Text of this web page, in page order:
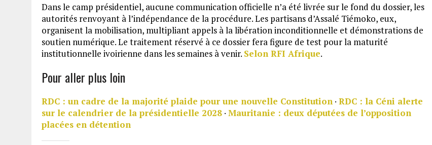
Dans le camp présidentiel, aucune communication officielle n’a été livrée sur le fond du dossier, les
autorités renvoyant à l’indépendance de la procédure. Les partisans d’Assalé Tiémoko, eux,
organisent la mobilisation, multipliant appels à la libération inconditionnelle et démonstrations de
soutien numérique. Le traitement réservé à ce dossier fera figure de test pour la maturité
institutionnelle ivoirienne dans les semaines à venir. Selon RFI Afrique.
Pour aller plus loin
RDC : un cadre de la majorité plaide pour une nouvelle Constitution · RDC : la Céni alerte
sur le calendrier de la présidentielle 2028 · Mauritanie : deux députées de l’opposition
placées en détention